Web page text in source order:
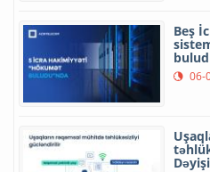
Beş
06-